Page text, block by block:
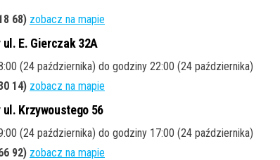
68) zobacz na mapie
E. Gierczak 32A
(24 października) do godziny 22:00 (24 października)
14) zobacz na mapie
Krzywoustego 56
(24 października) do godziny 17:00 (24 października)
92) zobacz na mapie